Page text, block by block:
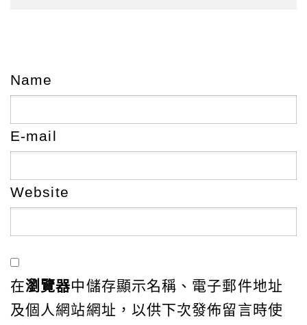
Name
E-mail
Website
在瀏覽器中儲存顯示名稱、電子郵件地址
及個人網站網址，以供下次發佈留言時使